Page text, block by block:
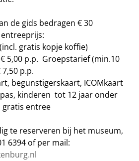
de gids bedragen € 30
gratis kopje koffie)
5,00 p.p. Groepstarief (min.10
p.p.
begunstigerskaart, ICOMkaart
kinderen tot 12 jaar onder
gratis entree
te reserveren bij het museum,
6394 of per mail: